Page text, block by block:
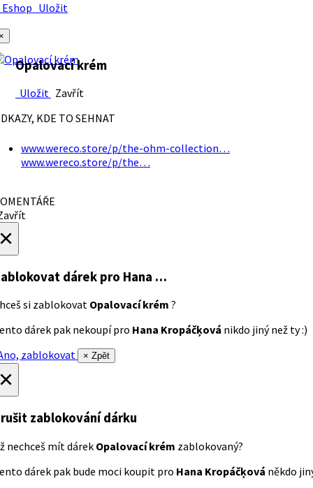
Uložit
Opalovací krém
Uložit Zavřít
KDE TO SEHNAT
www.wereco.store/p/the-ohm-collection…
www.wereco.store/p/the…
dárek pro Hana …
si zablokovat Opalovací krém ?
dárek pak nekoupí pro Hana Kropáčķová nikdo jiný než ty :)
zablokovat
× Zpět
zablokování dárku
nechceš mít dárek Opalovací krém zablokovaný?
dárek pak bude moci koupit pro Hana Kropáčķová někdo